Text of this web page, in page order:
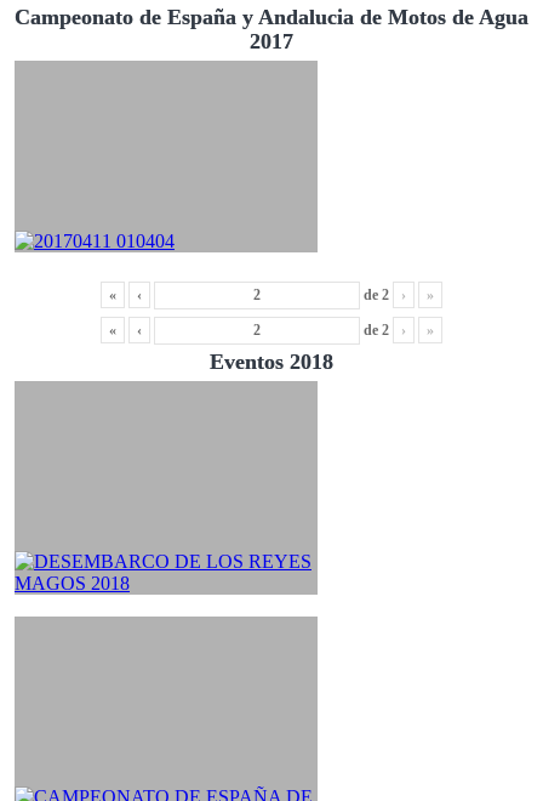
Campeonato de España y Andalucia de Motos de Agua
2017
« ‹ de 2 › »
« ‹ de 2 › »
Eventos 2018